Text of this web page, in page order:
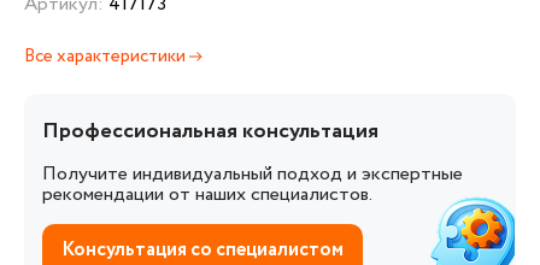
Все характеристики
Профессиональная консультация
Получите индивидуальный подход и экспертные
рекомендации от наших специалистов.
Консультация со специалистом